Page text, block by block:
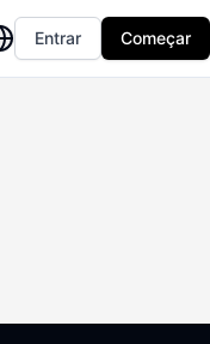
Entrar Começar